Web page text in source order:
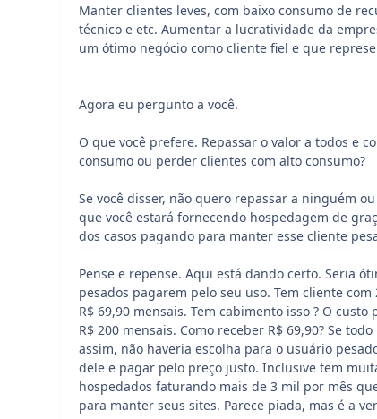
Manter clientes leves, com baixo consumo de
técnico e etc. Aumentar a lucratividade da
um ótimo negócio como cliente fiel e que
Agora eu pergunto a você.
O que você prefere. Repassar o valor a todos e
consumo ou perder clientes com alto consumo?
Se você disser, não quero repassar a ninguém
que você estará fornecendo hospedagem de
dos casos pagando para manter esse cliente
Pense e repense. Aqui está dando certo. Seria
pesados pagarem pelo seu uso. Tem cliente
R$ 69,90 mensais. Tem cabimento isso ? O
R$ 200 mensais. Como receber R$ 69,90? Se
assim, não haveria escolha para o usuário
dele e pagar pelo preço justo. Inclusive tem
hospedados faturando mais de 3 mil por mês
para manter seus sites. Parece piada, mas é a